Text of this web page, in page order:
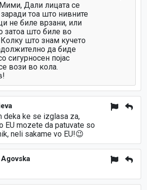
Дали лицата се
заради тоа што нивните
не биле врзани, или
затоа што биле во
Колку што знам кучето
да биде
сигурносен појас
вози во кола.
deka ke se izglasa za,
EU mozete da patuvate so
neli sakame vo EU!😉